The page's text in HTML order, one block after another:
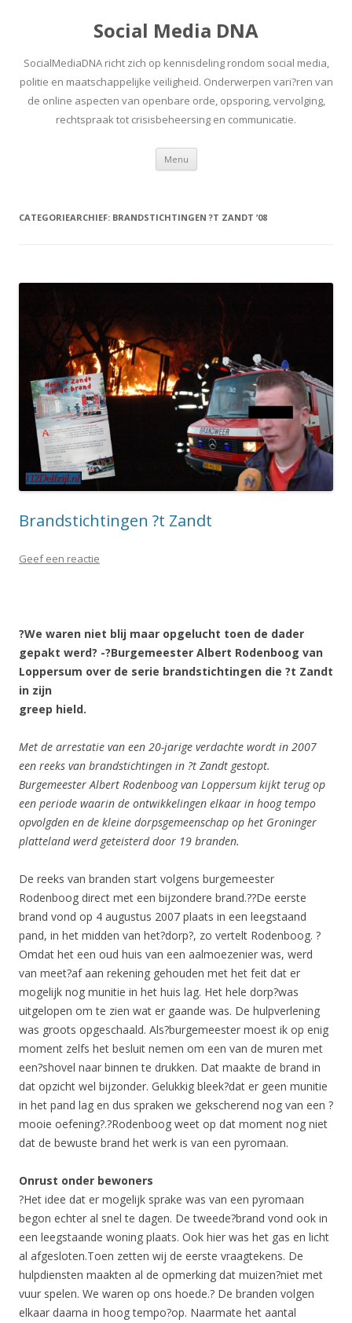
Social Media DNA
SocialMediaDNA richt zich op kennisdeling rondom social media,
politie en maatschappelijke veiligheid. Onderwerpen vari?ren van
de online aspecten van openbare orde, opsporing, vervolging,
rechtspraak tot crisisbeheersing en communicatie.
Menu Spring
inhoud
CATEGORIEARCHIEF: BRANDSTICHTINGEN ?T ZANDT ’08
Brandstichtingen ?t Zandt
Geef een reactie
?We waren niet blij maar opgelucht toen de dader
gepakt werd? -?Burgemeester Albert Rodenboog van
Loppersum over de serie brandstichtingen die ?t Zandt
in zijn
greep hield.
Met de arrestatie van een 20-jarige verdachte wordt in 2007
een reeks van brandstichtingen in ?t Zandt gestopt.
Burgemeester Albert Rodenboog van Loppersum kijkt terug op
een periode waarin de ontwikkelingen elkaar in hoog tempo
opvolgden en de kleine dorpsgemeenschap op het Groninger
platteland werd geteisterd door 19 branden.
De reeks van branden start volgens burgemeester
Rodenboog direct met een bijzondere brand.??De eerste
brand vond op 4 augustus 2007 plaats in een leegstaand
pand, in het midden van het?dorp?, zo vertelt Rodenboog. ?
Omdat het een oud huis van een aalmoezenier was, werd
van meet?af aan rekening gehouden met het feit dat er
mogelijk nog munitie in het huis lag. Het hele dorp?was
uitgelopen om te zien wat er gaande was. De hulpverlening
was groots opgeschaald. Als?burgemeester moest ik op enig
moment zelfs het besluit nemen om een van de muren met
een?shovel naar binnen te drukken. Dat maakte de brand in
dat opzicht wel bijzonder. Gelukkig bleek?dat er geen munitie
in het pand lag en dus spraken we gekscherend nog van een ?
mooie oefening?.?Rodenboog weet op dat moment nog niet
dat de bewuste brand het werk is van een pyromaan.
Onrust onder bewoners
?Het idee dat er mogelijk sprake was van een pyromaan
begon echter al snel te dagen. De tweede?brand vond ook in
een leegstaande woning plaats. Ook hier was het gas en licht
al afgesloten.Toen zetten wij de eerste vraagtekens. De
hulpdiensten maakten al de opmerking dat muizen?niet met
vuur spelen. We waren op ons hoede.? De branden volgen
elkaar daarna in hoog tempo?op. Naarmate het aantal